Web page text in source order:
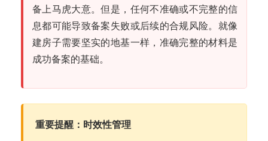
备上马虎大意。但是，任何不准确或不完整的信
息都可能导致备案失败或后续的合规风险。就像
建房子需要坚实的地基一样，准确完整的材料是
成功备案的基础。
重要提醒：时效性管理